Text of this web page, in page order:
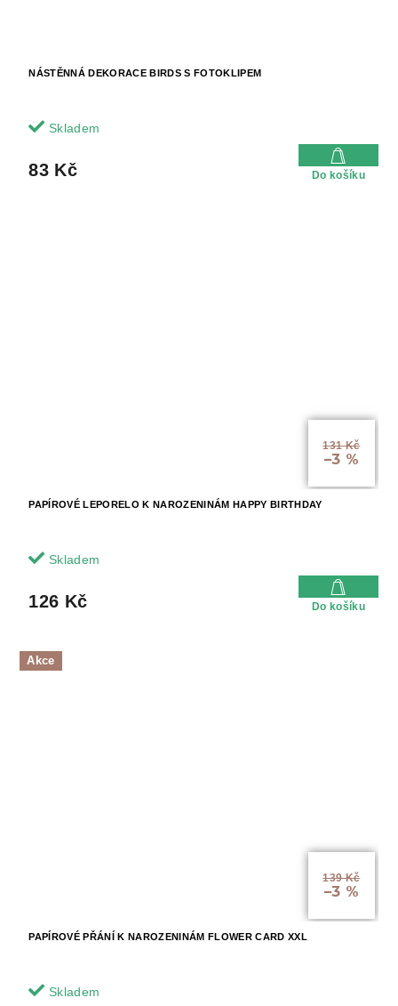
NÁSTĚNNÁ DEKORACE BIRDS S FOTOKLIPEM
Skladem
83 Kč Do košíku
131 Kč
–3 %
PAPÍROVÉ LEPORELO K NAROZENINÁM HAPPY BIRTHDAY
Skladem
126 Kč Do košíku
Akce
139 Kč
–3 %
PAPÍROVÉ PŘÁNÍ K NAROZENINÁM FLOWER CARD XXL
Skladem